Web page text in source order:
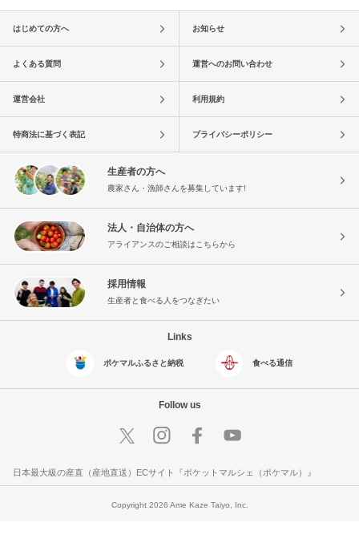
はじめての方へ お知らせ
よくある質問 運営へのお問い合わせ
運営会社 利用規約
特商法に基づく表記 プライバシーポリシー
生産者の方へ
農家さん・漁師さんを募集しています!
法人・自治体の方へ
アライアンスのご相談はこちらから
採用情報
生産者と食べる人をつなぎたい
Links
ポケマルふるさと納税 食べる通信
Follow us
日本最大級の産直（産地直送）ECサイト『ポケットマルシェ（ポケマル）』
Copyright 2026 Ame Kaze Taiyo, Inc.